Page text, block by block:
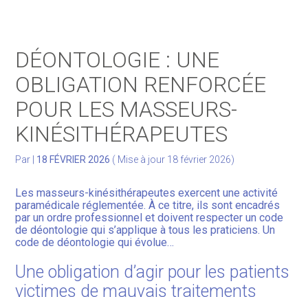
Gérer votre patrimoine
Facturation Électronique
DÉONTOLOGIE : UNE
OBLIGATION RENFORCÉE
POUR LES MASSEURS-
KINÉSITHÉRAPEUTES
Par 18 FÉVRIER 2026 ( Mise à jour 18 février 2026)
Les masseurs-kinésithérapeutes exercent une activité
paramédicale réglementée. À ce titre, ils sont encadrés
par un ordre professionnel et doivent respecter un code
de déontologie qui s’applique à tous les praticiens. Un
code de déontologie qui évolue…
Une obligation d’agir pour les patients
victimes de mauvais traitements